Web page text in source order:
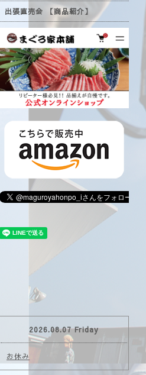
出張直売会 【商品紹介】
2026.08.07 Friday
お休み